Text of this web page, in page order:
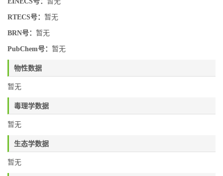
RTECS号： 暂无
BRN号： 暂无
PubChem号： 暂无
物性数据
暂无
毒理学数据
暂无
生态学数据
暂无